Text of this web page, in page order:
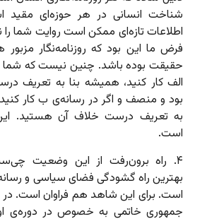
شناخت انسانی در هر حوزه‌ای
اطلاعات تازه‌ای ممکن است روایت شما
فرض ما این بود که روزنامه‌نگار
حقیقت بوده باشد. چنین نیست که شما
الف کار کنید، همیشه بنا به تعریف
بود و منصف و اگر در رسانه‌ی ب کار
به تعریف درست خلاف آن هستید.
است.
۴. راه برون‌رفت از این وضعیت
بهترین راه گشودگی فضای سیاسی و
است. برای این شاهد هم فراوان است.
جمهوری خاتمی به خصوص در دوره‌ی